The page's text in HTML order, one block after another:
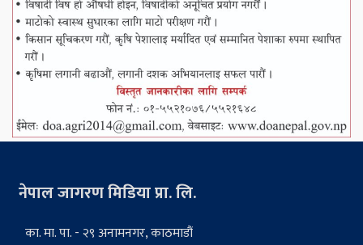
नेपाल जागरण मिडिया प्रा. लि.
का. मा. पा. - २९ अनामनगर, काठमाडौं